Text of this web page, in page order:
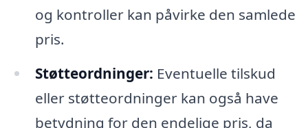
og kontroller kan påvirke den samlede
pris.
Støtteordninger: Eventuelle tilskud
eller støtteordninger kan også have
betydning for den endelige pris, da